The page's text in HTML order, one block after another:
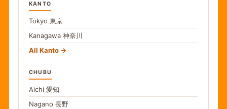
KANTO
Tokyo 東京
Kanagawa 神奈川
All Kanto
CHUBU
Aichi 愛知
Nagano 長野